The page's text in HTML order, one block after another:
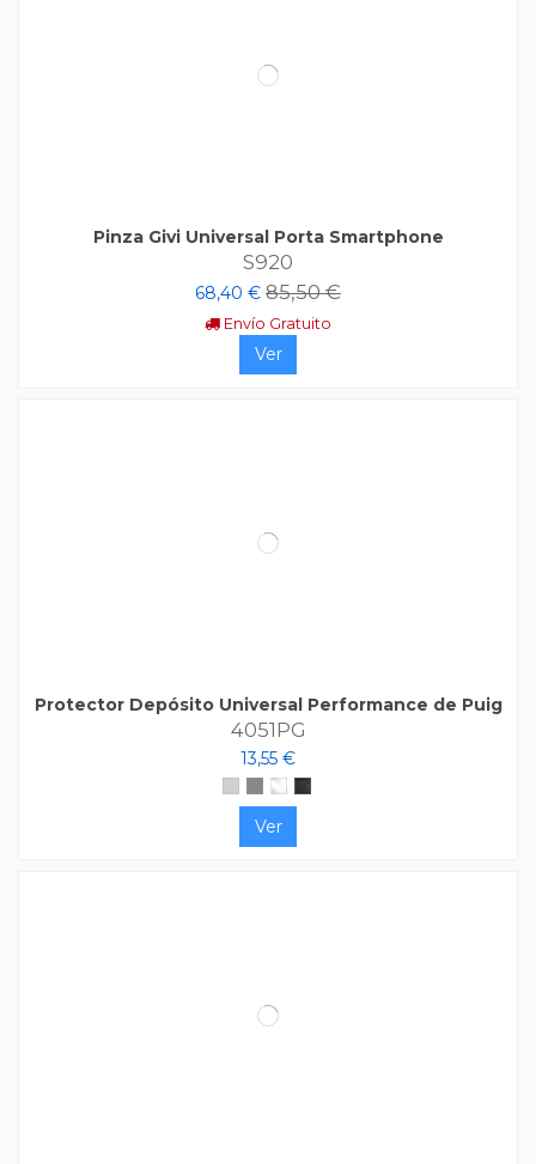
Pinza Givi Universal Porta Smartphone
S920
68,40 € 85,50 €
Envío Gratuito
Ver
Protector Depósito Universal Performance de Puig
4051PG
13,55 €
Plata
GrisTransparente
Carbono
Ver